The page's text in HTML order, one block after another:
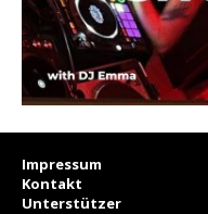
Impressum
Kontakt
Unterstützer